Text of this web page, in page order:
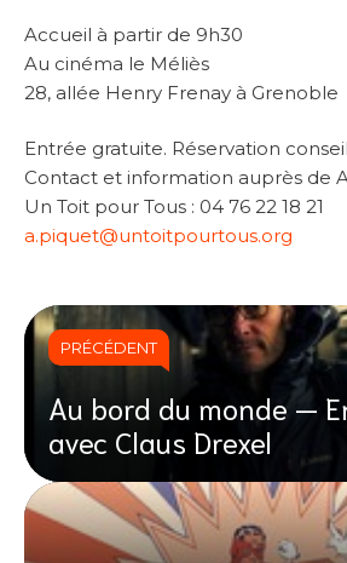
Accueil à partir de 9h30
Au cinéma le Méliès
28, allée Henry Frenay à Grenoble
Entrée gratuite. Réservation
Contact et information auprès de
Un Toit pour Tous : 04 76 22 18 21
a.piquet@untoitpourtous.org
PRÉCÉDENT
Au bord du monde —
avec Claus Drexel